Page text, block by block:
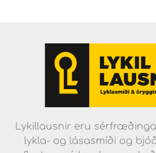
Lykillausnir eru
lykla- og lásasmíði og